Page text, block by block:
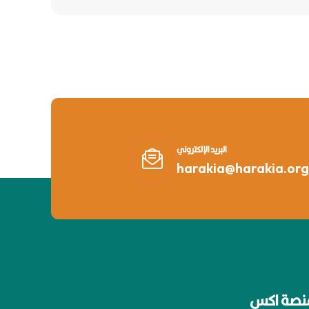
البريد الإلكتروني
اكس